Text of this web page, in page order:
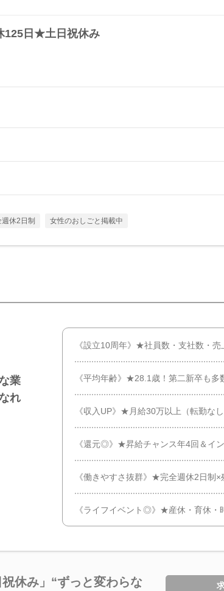
125日★土日祝休み
週休2日制 女性のおしごと掲載中
業
れ
《設立10周年》★社員数・支社数・売
《平均年齢》★28.1歳！第二新卒も多
《収入UP》★月給30万以上（転勤な
《還元◎》★昇給チャンス年4回＆イ
《働きやすさ抜群》★完全週休2日制×
《ライフイベント◎》★産休・育休・
休み」“ずっと変わらな